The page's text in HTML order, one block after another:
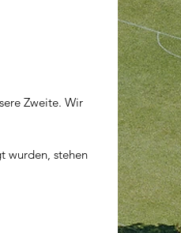
Zweite. Wir
wurden, stehen